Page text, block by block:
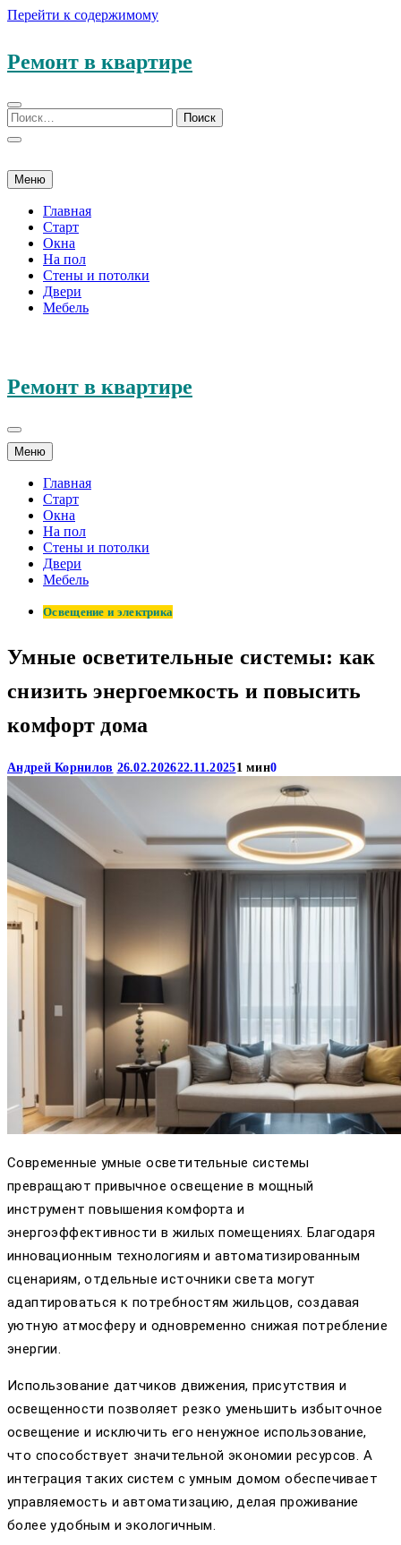
Перейти к содержимому
Ремонт в квартире
Меню
Главная
Старт
Окна
На пол
Стены и потолки
Двери
Мебель
Ремонт в квартире
Меню
Главная
Старт
Окна
На пол
Стены и потолки
Двери
Мебель
Освещение и электрика
Умные осветительные системы: как
снизить энергоемкость и повысить
комфорт дома
Андрей Корнилов 26.02.202622.11.20251 мин0
Современные умные осветительные системы
превращают привычное освещение в мощный
инструмент повышения комфорта и
энергоэффективности в жилых помещениях. Благодаря
инновационным технологиям и автоматизированным
сценариям, отдельные источники света могут
адаптироваться к потребностям жильцов, создавая
уютную атмосферу и одновременно снижая потребление
энергии.
Использование датчиков движения, присутствия и
освещенности позволяет резко уменьшить избыточное
освещение и исключить его ненужное использование,
что способствует значительной экономии ресурсов. А
интеграция таких систем с умным домом обеспечивает
управляемость и автоматизацию, делая проживание
более удобным и экологичным.